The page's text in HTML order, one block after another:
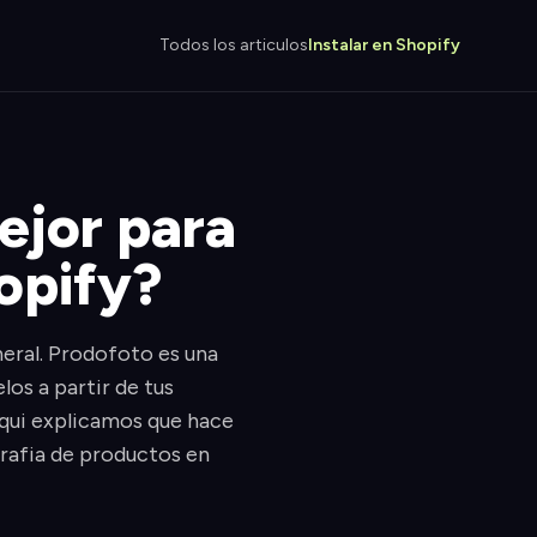
Todos los articulosInstalar en Shopify
para
Prodofoto es una
a partir de tus
explicamos que hace
de productos en